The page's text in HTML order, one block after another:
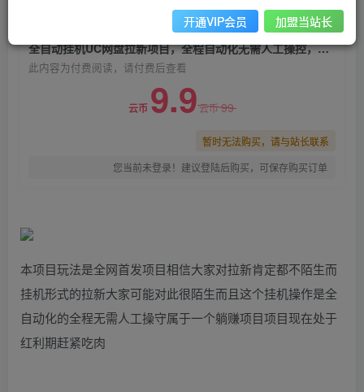
全自动挂机UC网盘拉新项目，全程自动化无需人工操控，真实日收入1000+
此内容为付费阅读，请付费后查看
云币 9.9云币99
暂时无法购买，请与站长联系
您当前未登录！建议登陆后购买，可保存购买订单
本项目玩法是全网首发项目相信大家对拉新肯定都不陌生而
挂机形式的拉新大家可能对此很陌生而且这个挂机操作是全
自动化的全程无需人工操守属于一个躺赚项目项目现在处于
红利期赶紧吃肉
开通VIP会员 加盟当站长